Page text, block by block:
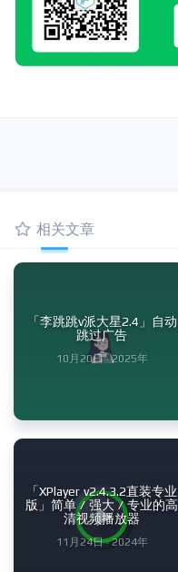
相关文章
「李跳跳v派大星2.4」自动
跳过广告
10月20日 · 2025年
「XPlayer v2.4.3.2直装专业
版」简单 / 强大 / 专业的高
清视频播放器
11月24日 · 2024年